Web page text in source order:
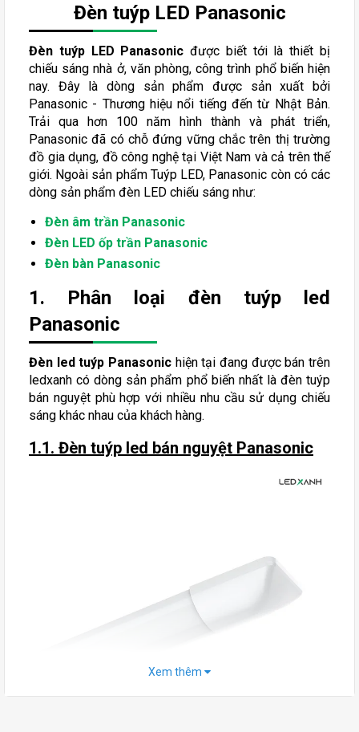
Đèn tuýp LED Panasonic
Đèn tuýp LED Panasonic được biết tới là thiết bị
chiếu sáng nhà ở, văn phòng, công trình phổ biến hiện
nay. Đây là dòng sản phẩm được sản xuất bởi
Panasonic - Thương hiệu nổi tiếng đến từ Nhật Bản.
Trải qua hơn 100 năm hình thành và phát triển,
Panasonic đã có chỗ đứng vững chắc trên thị trường
đồ gia dụng, đồ công nghệ tại Việt Nam và cả trên thế
giới. Ngoài sản phẩm Tuýp LED, Panasonic còn có các
dòng sản phẩm đèn LED chiếu sáng như:
Đèn âm trần Panasonic
Đèn LED ốp trần Panasonic
Đèn bàn Panasonic
1. Phân loại đèn tuýp led
Panasonic
Đèn led tuýp Panasonic hiện tại đang được bán trên
ledxanh có dòng sản phẩm phổ biến nhất là đèn tuýp
bán nguyệt phù hợp với nhiều nhu cầu sử dụng chiếu
sáng khác nhau của khách hàng.
1.1. Đèn tuýp led bán nguyệt Panasonic
Xem thêm